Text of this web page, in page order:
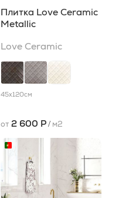
Плитка Love Ceramic
Metallic
Love Ceramic
45x120см
от 2 600 Р/ м2